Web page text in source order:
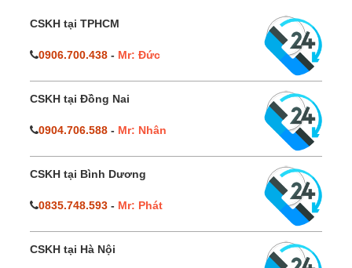
CSKH tại TPHCM
0906.700.438 - Mr: Đức
CSKH tại Đồng Nai
0904.706.588 - Mr: Nhân
CSKH tại Bình Dương
0835.748.593 - Mr: Phát
CSKH tại Hà Nội